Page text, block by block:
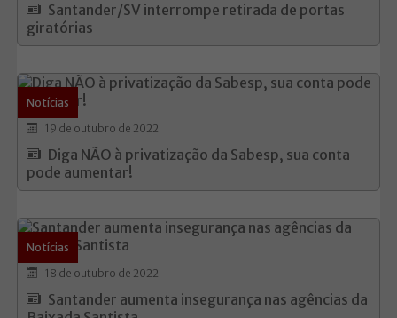
Santander/SV interrompe retirada de portas
giratórias
Notícias
19 de outubro de 2022
Diga NÃO à privatização da Sabesp, sua conta
pode aumentar!
Notícias
18 de outubro de 2022
Santander aumenta insegurança nas agências da